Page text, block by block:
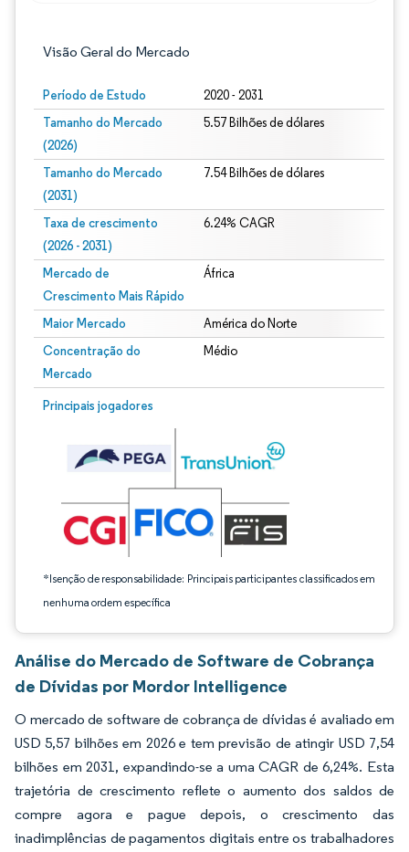
Visão Geral do Mercado
Período de Estudo 2020 - 2031
Tamanho do Mercado
(2026)
5.57 Bilhões de dólares
Tamanho do Mercado
(2031)
7.54 Bilhões de dólares
Taxa de crescimento
(2026 - 2031)
6.24% CAGR
Mercado de
Crescimento Mais Rápido
África
Maior Mercado América do Norte
Concentração do
Mercado
Médio
Principais jogadores
*Isenção de responsabilidade: Principais participantes classificados em
nenhuma ordem específica
Imagem © Mordor Intelligence. O reuso requer atribuição conforme CC BY 4.0.
Análise do Mercado de Software de Cobrança
de Dívidas por Mordor Intelligence
O mercado de software de cobrança de dívidas é avaliado em
USD 5,57 bilhões em 2026 e tem previsão de atingir USD 7,54
bilhões em 2031, expandindo-se a uma CAGR de 6,24%. Esta
trajetória de crescimento reflete o aumento dos saldos de
compre agora e pague depois, o crescimento das
inadimplências de pagamentos digitais entre os trabalhadores